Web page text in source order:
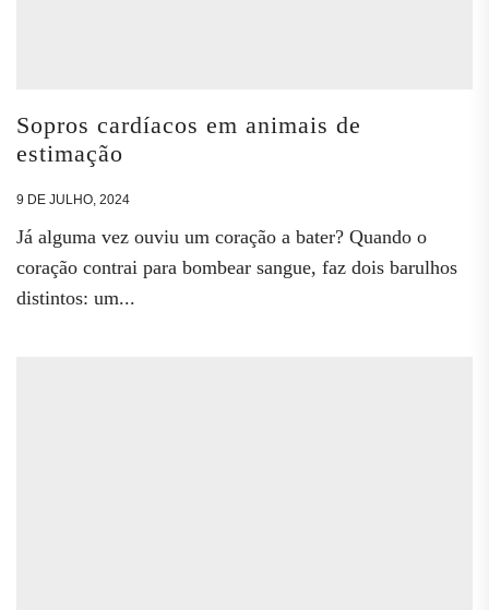
Sopros cardíacos em animais de
estimação
9 DE JULHO, 2024
Já alguma vez ouviu um coração a bater? Quando o
coração contrai para bombear sangue, faz dois barulhos
distintos: um...